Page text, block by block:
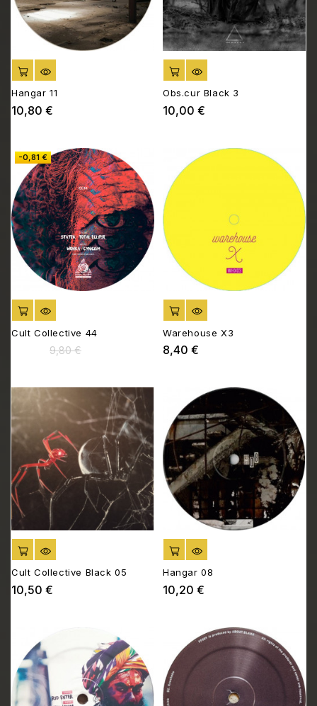
AJOUTER AU PANIER
Hangar 11
10,80 €
AJOUTER AU PANIER
Obs.cur Black 3
10,00 €
-0,81 €
AJOUTER AU PANIER
Cult Collective 44
Prix
9,80 €Prix
AJOUTER AU PANIER
Warehouse X3
8,40 €
AJOUTER AU PANIER
Cult Collective Black 05
10,50 €
AJOUTER AU PANIER
Hangar 08
10,20 €